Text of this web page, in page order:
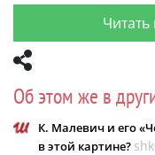
Об этом же в
К. Малевич и его
в этой картине?